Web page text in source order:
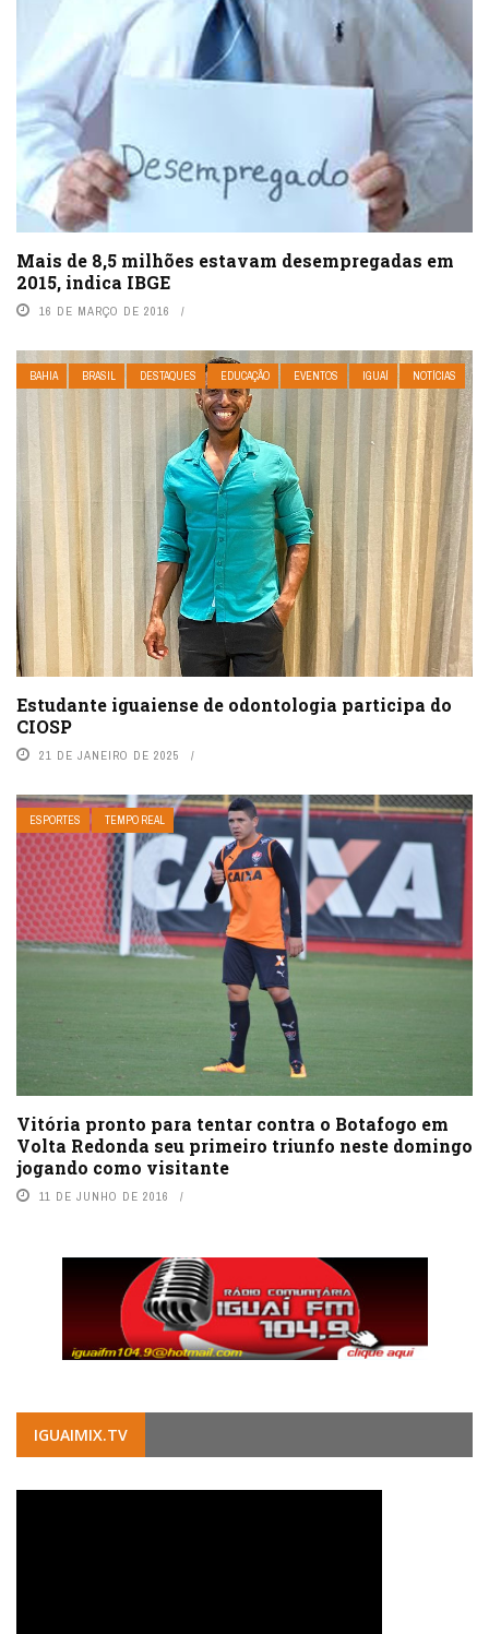
Mais de 8,5 milhões estavam desempregadas em
2015, indica IBGE
16 DE MARÇO DE 2016
BAHIA BRASIL DESTAQUES EDUCAÇÃO EVENTOS IGUAÍ NOTÍCIAS
Estudante iguaiense de odontologia participa do
CIOSP
21 DE JANEIRO DE 2025
ESPORTES TEMPO REAL
Vitória pronto para tentar contra o Botafogo em
Volta Redonda seu primeiro triunfo neste domingo
jogando como visitante
11 DE JUNHO DE 2016
IGUAIMIX.TV